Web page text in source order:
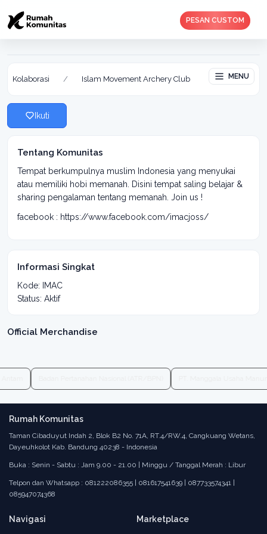
PESAN CUSTOM
Islam Movement Archery Club
Aktif: 12 Feb 2019
Kolaborasi / Islam Movement Archery Club MENU
Ikuti
Tentang Komunitas
Tempat berkumpulnya muslim Indonesia yang menyukai
atau memiliki hobi memanah. Disini tempat saling belajar &
sharing pengalaman tentang memanah. Join us !
facebook : https://www.facebook.com/imacjoss/
Informasi Singkat
Kode: IMAC
Status: Aktif
Official Merchandise
Rumah Komunitas
Taman Cibaduyut Indah 2, Blok B2 No. 71A, RT.4/RW.4, Cangkuang Wetans,
Dayeuhkolot Kab. Bandung 40238 - Indonesia
Buka : Senin - Sabtu : Jam 9.00 - 21.00 | Minggu / Tanggal Merah : Libur
Telpon dan Whatsapp : 081222086355 | 081617541639 | 087733574341 |
085947074368
Navigasi Marketplace